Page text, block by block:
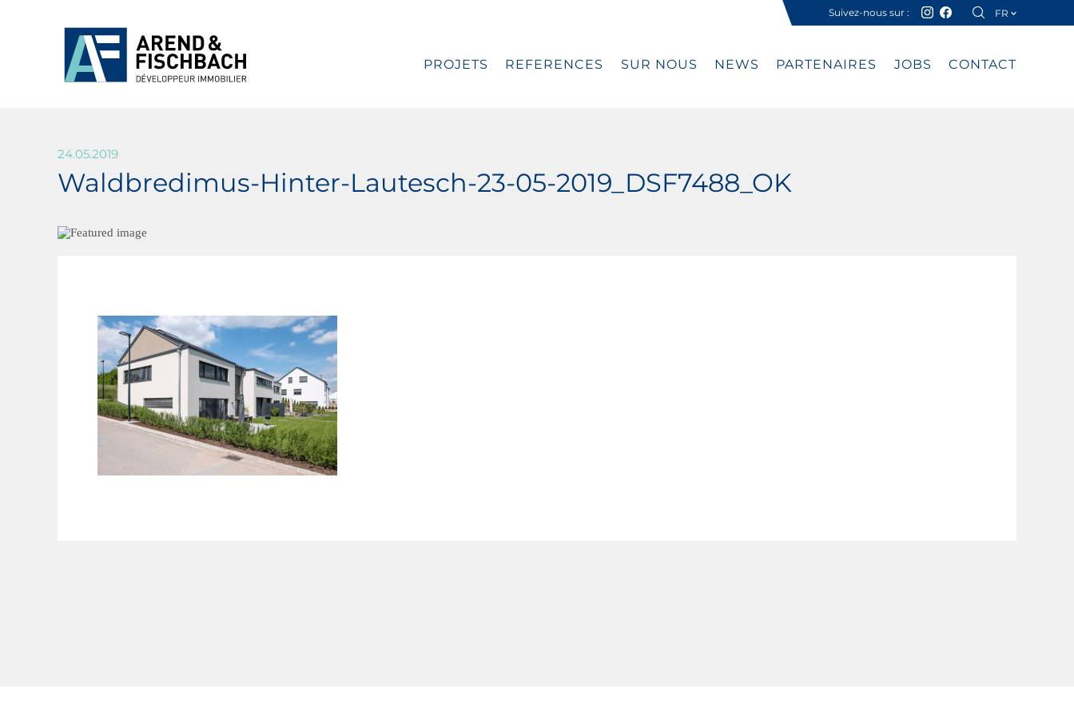
Suivez-nous sur : FR
PROJETS REFERENCES SUR NOUS NEWS PARTENAIRES JOBS CONTACT
24.05.2019
Waldbredimus-Hinter-Lautesch-23-05-2019_DSF7488_OK